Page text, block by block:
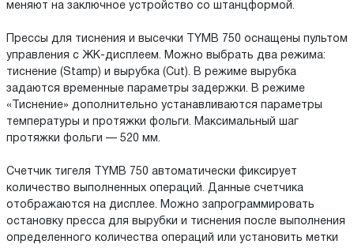
меняют на заключное устройство со штанцформой.
Прессы для тиснения и высечки TYMB 750 оснащены пультом
управления с ЖК-дисплеем. Можно выбрать два режима:
тиснение (Stamp) и вырубка (Cut). В режиме вырубка
задаются временные параметры задержки. В режиме
«Тиснение» дополнительно устанавливаются параметры
температуры и протяжки фольги. Максимальный шаг
протяжки фольги — 520 мм.
Счетчик тигеля TYMB 750 автоматически фиксирует
количество выполненных операций. Данные счетчика
отображаются на дисплее. Можно запрограммировать
остановку пресса для вырубки и тиснения после выполнения
определенного количества операций или установить метки